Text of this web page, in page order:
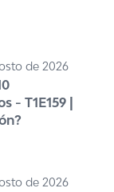
de 2026
- T1E159 |
de 2026